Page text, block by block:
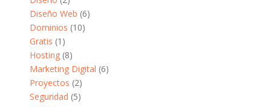
Diseño Web (6)
Dominios (10)
Gratis (1)
Hosting (8)
Marketing Digital (6)
Proyectos (2)
Seguridad (5)